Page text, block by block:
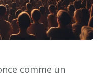
comme un